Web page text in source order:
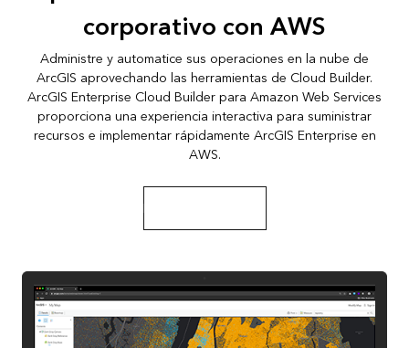
corporativo con AWS
Administre y automatice sus operaciones en la nube de
ArcGIS aprovechando las herramientas de Cloud Builder.
ArcGIS Enterprise Cloud Builder para Amazon Web Services
proporciona una experiencia interactiva para suministrar
recursos e implementar rápidamente ArcGIS Enterprise en
AWS.
Implementar en AWS